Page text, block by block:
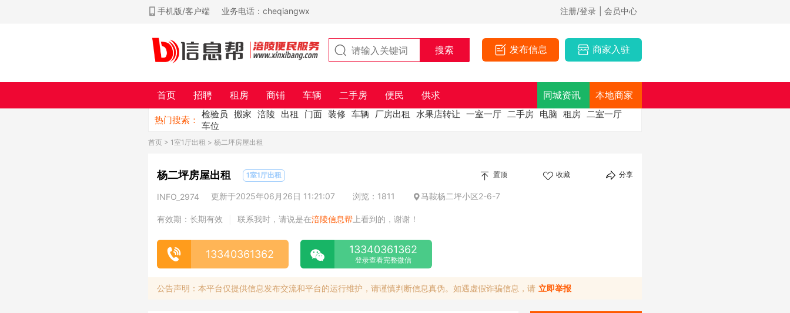
手机版/客户端 业务电话：cheqiangwx 注册/登录 | 会员中心
发布信息 商家入驻
首页 招聘 租房 商铺 车辆 二手房 便民 供求 同城资讯 本地商家
热门搜索：
检验员 搬家 涪陵 出租 门面 装修 车辆 厂房出租 水果店转让 一室一厅 二手房 电脑 租房 二室一厅
车位
首页 > 1室1厅出租 > 杨二坪房屋出租
杨二坪房屋出租 1室1厅出租 置顶 收藏 分享
INFO_2974 更新于2025年06月26日 11:21:07 浏览：1811 马鞍杨二坪小区2-6-7
有效期：长期有效 联系我时，请说是在涪陵信息帮 上看到的，谢谢！
13340361362 13340361362
登录查看完整微信
公告声明：本平台仅提供信息发布交流和平台的运行维护，请谨慎判断信息真伪。如遇虚假诈骗信息，请 立即举报